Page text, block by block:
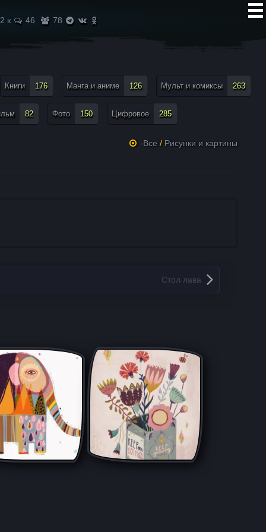
2 к 46 78
Книги 176 Манга и аниме 126 Мульт и комиксы 263
82 Фото 150 Цифровое 285
-Все / Рисунки и картины
Стол лава